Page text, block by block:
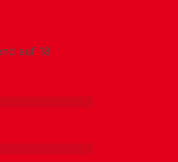
auf 18